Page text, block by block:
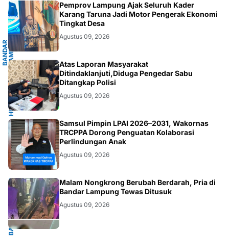
B
A
N
D
A
R
L
A
M
P
U
N
G
.
L
A
M
P
U
NG
Pemprov Lampung Ajak Seluruh Kader
Karang Taruna Jadi Motor Pengerak Ekonomi
Tingkat Desa
Agustus 09, 2026
HUKUM/KRIMINAL
Atas Laporan Masyarakat
Ditindaklanjuti,Diduga Pengedar Sabu
Ditangkap Polisi
Agustus 09, 2026
JAKARTA
Samsul Pimpin LPAI 2026–2031, Wakornas
TRCPPA Dorong Penguatan Kolaborasi
Perlindungan Anak
Agustus 09, 2026
BANDARLAMPUNG
Malam Nongkrong Berubah Berdarah, Pria di
Bandar Lampung Tewas Ditusuk
Agustus 09, 2026